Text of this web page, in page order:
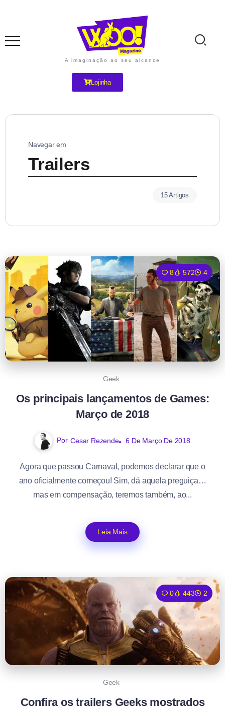
A imaginação ao seu alcance
Lojinha
Navegar em
Trailers
15 Artigos
8 572 4
Geek
Os principais lançamentos de Games:
Março de 2018
Por Cesar Rezende 6 De Março De 2018
Agora que passou Carnaval, podemos declarar que o
ano oficialmente começou! Sim, dá aquela preguiça…
mas em compensação, teremos também, ao...
Leia Mais
0 443 2
Geek
Confira os trailers Geeks mostrados